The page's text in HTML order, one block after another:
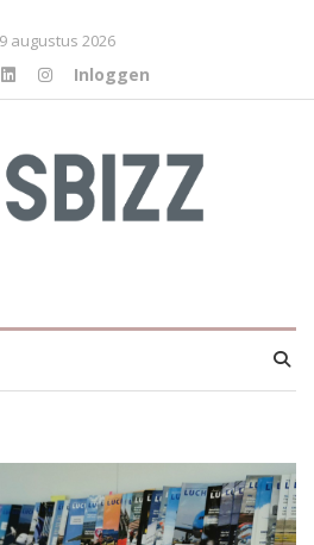
9 augustus 2026
Inloggen